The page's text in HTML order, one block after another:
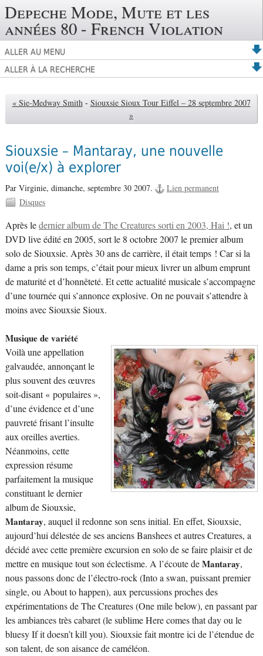
Depeche Mode, Mute et les
années 80 - French Violation
ALLER AU MENU
ALLER À LA RECHERCHE
« Sie-Medway Smith - Siouxsie Sioux Tour Eiffel – 28 septembre 2007
»
Siouxsie – Mantaray, une nouvelle
voi(e/x) à explorer
Par Virginie, dimanche, septembre 30 2007.
Lien permanent
Disques
Après ledernier album de The Creatures sorti en 2003, Hai !, et un
DVD live édité en 2005, sort le 8 octobre 2007 le premier album
solo de Siouxsie. Après 30 ans de carrière, il était temps ! Car si la
dame a pris son temps, c’était pour mieux livrer un album emprunt
de maturité et d’honnêteté. Et cette actualité musicale s’accompagne
d’une tournée qui s’annonce explosive. On ne pouvait s’attendre à
moins avec Siouxsie Sioux.
Musique de variété
Voilà une appellation
galvaudée, annonçant le
plus souvent des œuvres
soit-disant « populaires »,
d’une évidence et d’une
pauvreté frisant l’insulte
aux oreilles averties.
Néanmoins, cette
expression résume
parfaitement la musique
constituant le dernier
album de Siouxsie,
Mantaray, auquel il redonne son sens initial. En effet, Siouxsie,
aujourd’hui délestée de ses anciens Banshees et autres Creatures, a
décidé avec cette première excursion en solo de se faire plaisir et de
mettre en musique tout son éclectisme. A l’écoute deMantaray,
nous passons donc de l’électro-rock (Into a swan, puissant premier
single, ou About to happen), aux percussions proches des
expérimentations de The Creatures (One mile below), en passant par
les ambiances très cabaret (le sublime Here comes that day ou le
bluesy If it doesn’t kill you). Siouxsie fait montre ici de l’étendue de
son talent, de son aisance de caméléon.